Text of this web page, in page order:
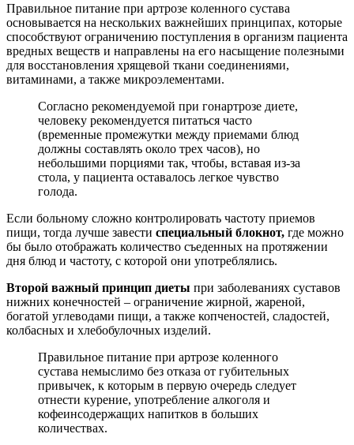
Правильное питание при артрозе коленного сустава
основывается на нескольких важнейших принципах, которые
способствуют ограничению поступления в организм пациента
вредных веществ и направлены на его насыщение полезными
для восстановления хрящевой ткани соединениями,
витаминами, а также микроэлементами.
Согласно рекомендуемой при гонартрозе диете,
человеку рекомендуется питаться часто
(временные промежутки между приемами блюд
должны составлять около трех часов), но
небольшими порциями так, чтобы, вставая из-за
стола, у пациента оставалось легкое чувство
голода.
Если больному сложно контролировать частоту приемов
пищи, тогда лучше завести специальный блокнот, где можно
бы было отображать количество съеденных на протяжении
дня блюд и частоту, с которой они употреблялись.
Второй важный принцип диеты при заболеваниях суставов
нижних конечностей – ограничение жирной, жареной,
богатой углеводами пищи, а также копченостей, сладостей,
колбасных и хлебобулочных изделий.
Правильное питание при артрозе коленного
сустава немыслимо без отказа от губительных
привычек, к которым в первую очередь следует
отнести курение, употребление алкоголя и
кофеинсодержащих напитков в больших
количествах.